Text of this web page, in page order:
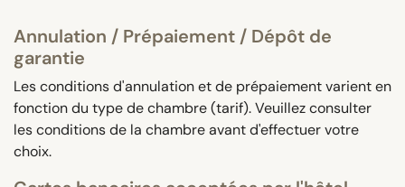
Annulation / Prépaiement / Dépôt de
garantie
Les conditions d'annulation et de prépaiement varient en
fonction du type de chambre (tarif). Veuillez consulter
les conditions de la chambre avant d'effectuer votre
choix.